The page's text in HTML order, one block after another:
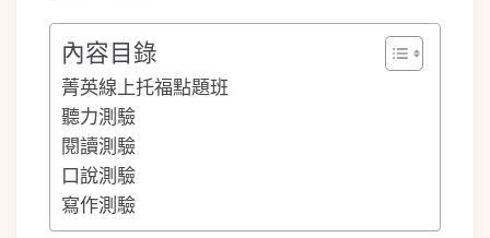
內容目錄
菁英線上托福點題班
聽力測驗
閱讀測驗
口說測驗
寫作測驗